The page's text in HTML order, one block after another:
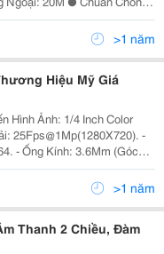
Tnhh
Nghệ Kỹ Thuật...
>1 năm
Hiệu Mỹ Giá
Hình Ảnh: 1/4 Inch Color
>1 năm
Thanh 2 Chiều, Đàm